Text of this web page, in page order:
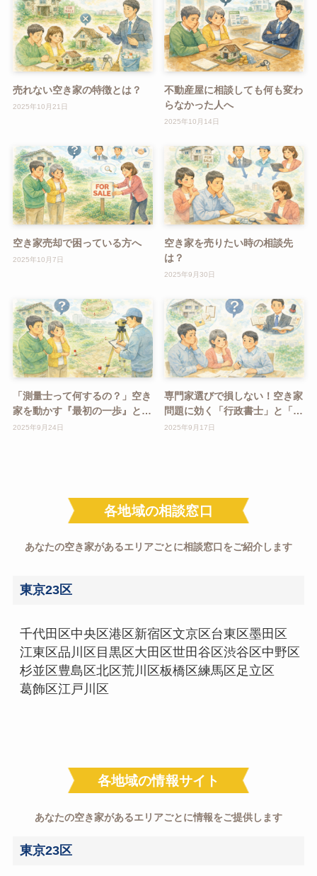
売れない空き家の特徴とは？
2025年10月21日
不動産屋に相談しても何も変わ
らなかった人へ
2025年10月14日
空き家売却で困っている方へ
2025年10月7日
空き家を売りたい時の相談先
は？
2025年9月30日
「測量士って何するの？」空き
家を動かす『最初の一歩』と
は？
2025年9月24日
専門家選びで損しない！空き家
問題に効く「行政書士」と「司
法書士」の違いとは？
2025年9月17日
各地域の相談窓口
あなたの空き家があるエリアごとに相談窓口をご紹介します
東京23区
千代田区 中央区港区 新宿区文京区 台東区墨田区
江東区 品川区 目黒区 大田区世田谷区渋谷区 中野区
杉並区 豊島区北区荒川区板橋区練馬区 足立区
葛飾区江戸川区
各地域の情報サイト
あなたの空き家があるエリアごとに情報をご提供します
東京23区